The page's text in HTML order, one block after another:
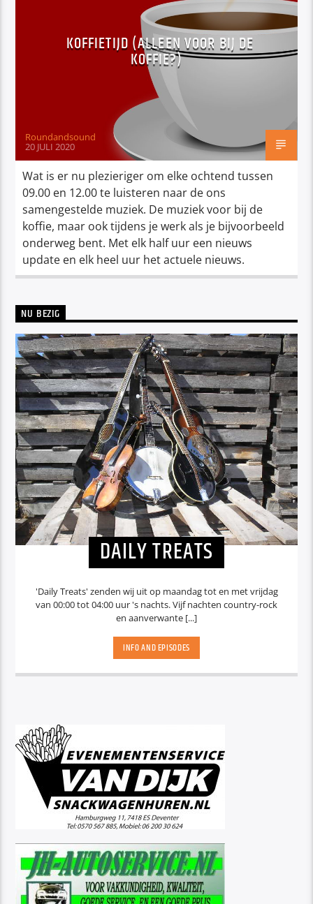
KOFFIETIJD (ALLEEN VOOR BIJ DE
KOFFIE?)
Roundandsound
20 JULI 2020
Wat is er nu plezieriger om elke ochtend tussen
09.00 en 12.00 te luisteren naar de ons
samengestelde muziek. De muziek voor bij de
koffie, maar ook tijdens je werk als je bijvoorbeeld
onderweg bent. Met elk half uur een nieuws
update en elk heel uur het actuele nieuws.
NU BEZIG
DAILY TREATS
'Daily Treats' zenden wij uit op maandag tot en met vrijdag
van 00:00 tot 04:00 uur 's nachts. Vijf nachten country-rock
en aanverwante [...]
INFO AND EPISODES